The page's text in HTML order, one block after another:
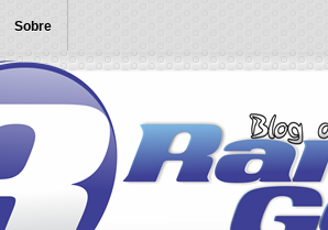
Sobre